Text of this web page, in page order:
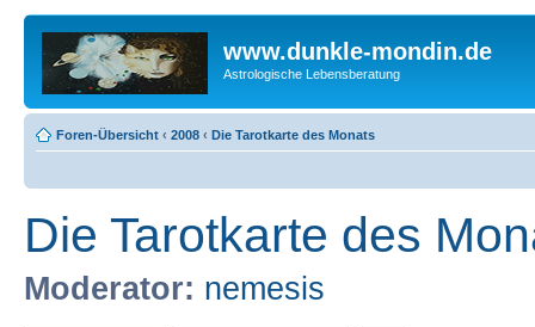
www.dunkle-mondin.de
Astrologische Lebensberatung
Foren-Übersicht ‹ 2008 ‹ Die Tarotkarte des Monats
Die Tarotkarte des
Moderator: nemesis